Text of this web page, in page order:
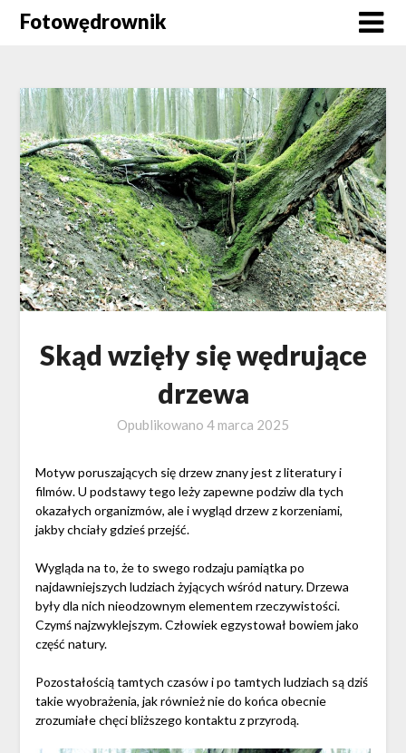
SkipFotowędrownik
Skąd wzięły się wędrujące
drzewa
Opublikowano 4 marca 2025
Motyw poruszających się drzew znany jest z literatury i
filmów. U podstawy tego leży zapewne podziw dla tych
okazałych organizmów, ale i wygląd drzew z korzeniami,
jakby chciały gdzieś przejść.
Wygląda na to, że to swego rodzaju pamiątka po
najdawniejszych ludziach żyjących wśród natury. Drzewa
były dla nich nieodzownym elementem rzeczywistości.
Czymś najzwyklejszym. Człowiek egzystował bowiem jako
część natury.
Pozostałością tamtych czasów i po tamtych ludziach są dziś
takie wyobrażenia, jak również nie do końca obecnie
zrozumiałe chęci bliższego kontaktu z przyrodą.